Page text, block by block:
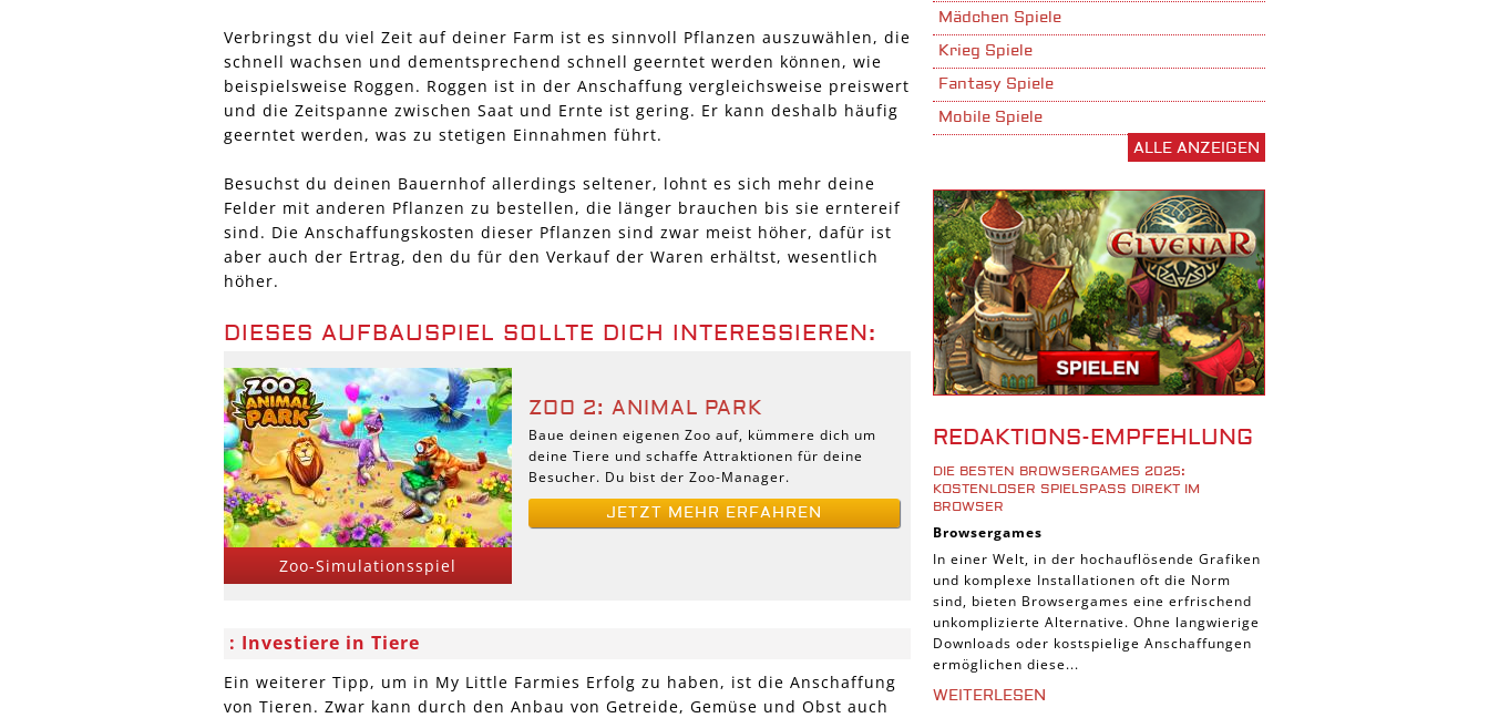
Verbringst du viel Zeit auf deiner Farm ist es sinnvoll Pflanzen auszuwählen, die
schnell wachsen und dementsprechend schnell geerntet werden können, wie
beispielsweise Roggen. Roggen ist in der Anschaffung vergleichsweise preiswert
und die Zeitspanne zwischen Saat und Ernte ist gering. Er kann deshalb häufig
geerntet werden, was zu stetigen Einnahmen führt.
Besuchst du deinen Bauernhof allerdings seltener, lohnt es sich mehr deine
Felder mit anderen Pflanzen zu bestellen, die länger brauchen bis sie erntereif
sind. Die Anschaffungskosten dieser Pflanzen sind zwar meist höher, dafür ist
aber auch der Ertrag, den du für den Verkauf der Waren erhältst, wesentlich
höher.
DIESES AUFBAUSPIEL SOLLTE DICH INTERESSIEREN:
Zoo-Simulationsspiel
ZOO 2: ANIMAL PARK
Baue deinen eigenen Zoo auf, kümmere dich um
deine Tiere und schaffe Attraktionen für deine
Besucher. Du bist der Zoo-Manager.
JETZT MEHR ERFAHREN
Investiere in Tiere
Ein weiterer Tipp, um in My Little Farmies Erfolg zu haben, ist die Anschaffung
von Tieren. Zwar kann durch den Anbau von Getreide, Gemüse und Obst auch
Mädchen Spiele
Krieg Spiele
Fantasy Spiele
Mobile Spiele
Download Spiele
3D Spiele
Tablet Spiele
Android Spiele
iPhone Spiele
iOS Spiele
Cross-Platform Spiele
iPad Spiele
Denk Spiele
Piraten Spiele
Sport Spiele
Pferde Spiele
Simulation Spiele
ALLE ANZEIGEN
REDAKTIONS-EMPFEHLUNG
DIE BESTEN BROWSERGAMES 2025:
KOSTENLOSER SPIELSPASS DIREKT IM B
ROWSER
Browsergames
In einer Welt, in der hochauflösende Grafiken
und komplexe Installationen oft die Norm
sind, bieten Browsergames eine erfrischend
unkomplizierte Alternative. Ohne langwierige
Downloads oder kostspielige Anschaffungen
ermöglichen diese...
WEITERLESEN